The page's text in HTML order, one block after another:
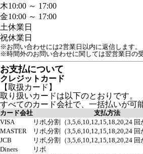
木10:00 ～ 17:00
金10:00 ～ 17:00
土休業日
祝休業日
※お問い合わせには2営業日以内に返信します。
※時間外のお問い合わせに関しては翌営業日の
お支払について
クレジットカード
【取扱カード】
取り扱いカードは以下のとおりです。
すべてのカード会社で、一括払いが可
カード会社
支払方法
VISA
リボ,分割（3,5,6,10,12,15,18,20,24 回
MASTER
リボ,分割（3,5,6,10,12,15,18,20,24 回
JCB
リボ,分割（3,5,6,10,12,15,18,20,24 回
Diners
リボ